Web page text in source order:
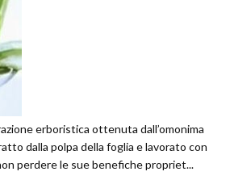
erboristica ottenuta dall’omonima
dalla polpa della foglia e lavorato con
perdere le sue benefiche propriet...